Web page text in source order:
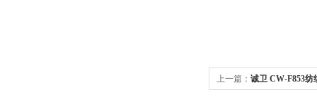
上一篇： 诚卫 CW-F853纺